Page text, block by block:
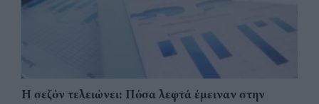
Η σεζόν τελειώνει: Πόσα λεφτά έμειναν στην